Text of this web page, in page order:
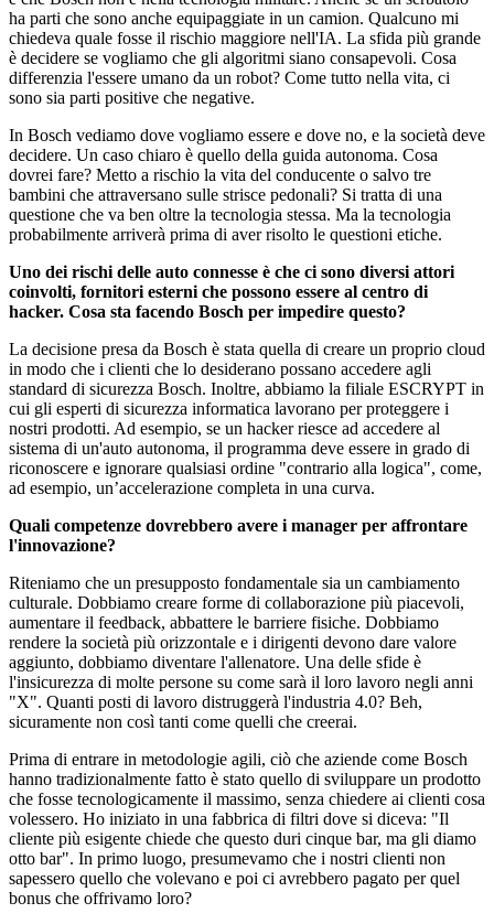
ha parti che sono anche equipaggiate in un camion. Qualcuno mi
chiedeva quale fosse il rischio maggiore nell'IA. La sfida più grande
è decidere se vogliamo che gli algoritmi siano consapevoli. Cosa
differenzia l'essere umano da un robot? Come tutto nella vita, ci
sono sia parti positive che negative.
In Bosch vediamo dove vogliamo essere e dove no, e la società deve
decidere. Un caso chiaro è quello della guida autonoma. Cosa
dovrei fare? Metto a rischio la vita del conducente o salvo tre
bambini che attraversano sulle strisce pedonali? Si tratta di una
questione che va ben oltre la tecnologia stessa. Ma la tecnologia
probabilmente arriverà prima di aver risolto le questioni etiche.
Uno dei rischi delle auto connesse è che ci sono diversi attori
coinvolti, fornitori esterni che possono essere al centro di
hacker. Cosa sta facendo Bosch per impedire questo?
La decisione presa da Bosch è stata quella di creare un proprio cloud
in modo che i clienti che lo desiderano possano accedere agli
standard di sicurezza Bosch. Inoltre, abbiamo la filiale ESCRYPT in
cui gli esperti di sicurezza informatica lavorano per proteggere i
nostri prodotti. Ad esempio, se un hacker riesce ad accedere al
sistema di un'auto autonoma, il programma deve essere in grado di
riconoscere e ignorare qualsiasi ordine "contrario alla logica", come,
ad esempio, un’accelerazione completa in una curva.
Quali competenze dovrebbero avere i manager per affrontare
l'innovazione?
Riteniamo che un presupposto fondamentale sia un cambiamento
culturale. Dobbiamo creare forme di collaborazione più piacevoli,
aumentare il feedback, abbattere le barriere fisiche. Dobbiamo
rendere la società più orizzontale e i dirigenti devono dare valore
aggiunto, dobbiamo diventare l'allenatore. Una delle sfide è
l'insicurezza di molte persone su come sarà il loro lavoro negli anni
"X". Quanti posti di lavoro distruggerà l'industria 4.0? Beh,
sicuramente non così tanti come quelli che creerai.
Prima di entrare in metodologie agili, ciò che aziende come Bosch
hanno tradizionalmente fatto è stato quello di sviluppare un prodotto
che fosse tecnologicamente il massimo, senza chiedere ai clienti cosa
volessero. Ho iniziato in una fabbrica di filtri dove si diceva: "Il
cliente più esigente chiede che questo duri cinque bar, ma gli diamo
otto bar". In primo luogo, presumevamo che i nostri clienti non
sapessero quello che volevano e poi ci avrebbero pagato per quel
bonus che offrivamo loro?